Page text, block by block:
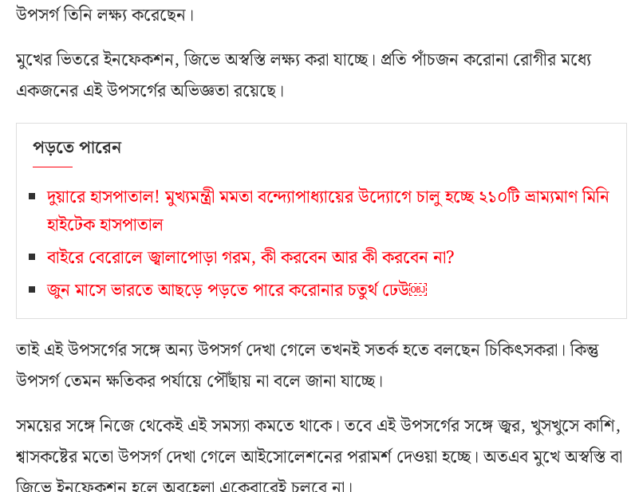
উপসর্গ তিনি লক্ষ্য করেছেন।
মুখের ভিতরে ইনফেকশন, জিভে অস্বস্তি লক্ষ্য করা যাচ্ছে। প্রতি পাঁচজন করোনা রোগীর মধ্যে
একজনের এই উপসর্গের অভিজ্ঞতা রয়েছে।
পড়তে পারেন
দুয়ারে হাসপাতাল! মুখ্যমন্ত্রী মমতা বন্দ্যোপাধ্যায়ের উদ্যোগে চালু হচ্ছে ২১০টি ভ্রাম্যমাণ মিনি
হাইটেক হাসপাতাল
বাইরে বেরোলে জ্বালাপোড়া গরম, কী করবেন আর কী করবেন না?
জুন মাসে ভারতে আছড়ে পড়তে পারে করোনার চতুর্থ ঢেউ￼
তাই এই উপসর্গের সঙ্গে অন্য উপসর্গ দেখা গেলে তখনই সতর্ক হতে বলছেন চিকিৎসকরা। কিন্তু
উপসর্গ তেমন ক্ষতিকর পর্যায়ে পৌঁছায় না বলে জানা যাচ্ছে।
সময়ের সঙ্গে নিজে থেকেই এই সমস্যা কমতে থাকে। তবে এই উপসর্গের সঙ্গে জ্বর, খুসখুসে কাশি,
শ্বাসকষ্টের মতো উপসর্গ দেখা গেলে আইসোলেশনের পরামর্শ দেওয়া হচ্ছে। অতএব মুখে অস্বস্তি বা